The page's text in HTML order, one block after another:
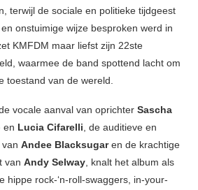
terwijl de sociale en politieke tijdgeest
onstuimige wijze besproken werd in
KMFDM maar liefst zijn 22ste
waarmee de band spottend lacht om
toestand van de wereld.
vocale aanval van oprichter Sascha
en Lucia Cifarelli, de auditieve en
Andee Blacksugaren de krachtige
van Andy Selway, knalt het album als
hippe rock-‘n-roll-swaggers, in-your-